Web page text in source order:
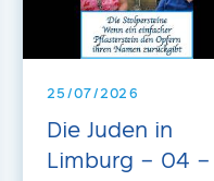
25/07/2026
Die Juden in
Limburg – 04 –